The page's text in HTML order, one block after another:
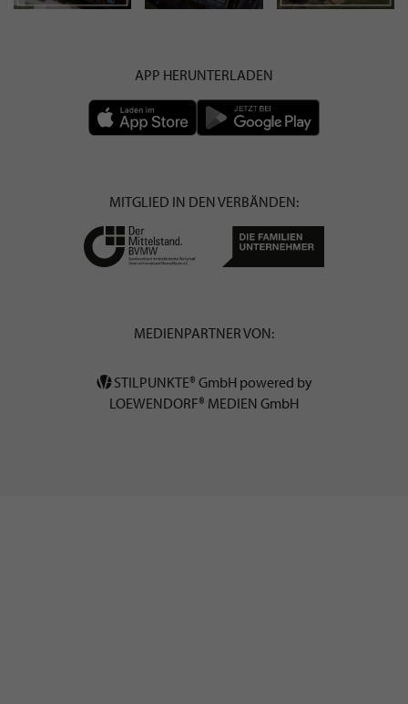
APP HERUNTERLADEN
MITGLIED IN DEN VERBÄNDEN:
MEDIENPARTNER VON:
STILPUNKTE® GmbH powered by
LOEWENDORF® MEDIEN GmbH